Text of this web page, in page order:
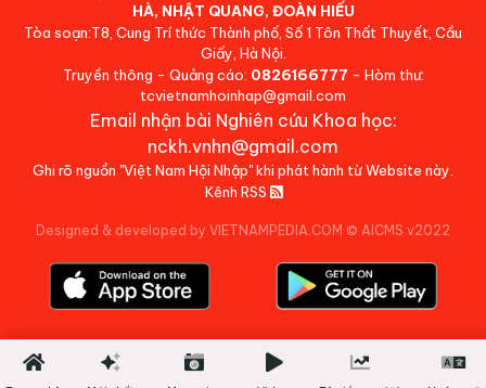
HÀ, NHẬT QUANG, ĐOÀN HIẾU
Tòa soạn:T8, Cung Trí thức Thành phố, Số 1 Tôn Thất Thuyết, Cầu
Giấy, Hà Nội.
Truyền thông - Quảng cáo: 0826166777 - Hòm thư:
tcvietnamhoinhap@gmail.com
Email nhận bài Nghiên cứu Khoa học:
nckh.vnhn@gmail.com
Ghi rõ nguồn "Việt Nam Hội Nhập" khi phát hành từ Website này.
Kênh RSS
Designed & developed by VIETNAMPEDIA.COM © AICMS v2022